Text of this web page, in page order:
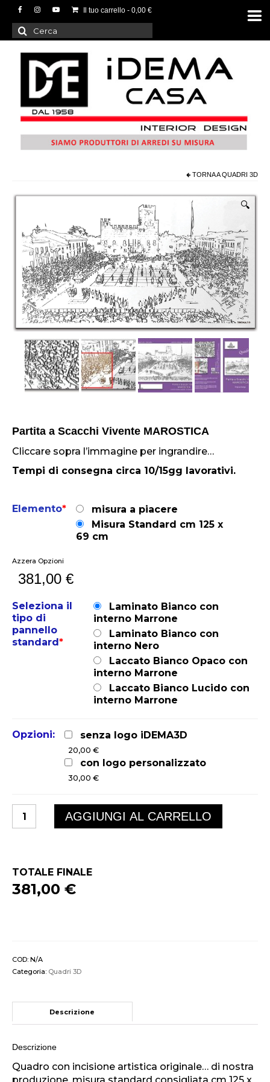
Il tuo carrello - 0,00 €
Cerca:
TORNA AQUADRI 3D
🔍
Partita a Scacchi Vivente MAROSTICA
Cliccare sopra l’immagine per ingrandire…
Tempi di consegna circa 10/15gg lavorativi.
Elemento*
misura a piacere
Misura Standard cm 125 x
69 cm
Azzera Opzioni
381,00 €
Seleziona il
tipo di
pannello
standard *
Laminato Bianco con
interno Marrone
Laminato Bianco con
interno Nero
Laccato Bianco Opaco con
interno Marrone
Laccato Bianco Lucido con
interno Marrone
Opzioni: senza logo iDEMA3D
20,00 €
con logo personalizzato
30,00 €
quantità
AGGIUNGI AL CARRELLO
TOTALE FINALE
381,00 €
COD: N/A
Categoria: Quadri 3D
Descrizione
Descrizione
Quadro con incisione artistica originale… di nostra
produzione, misura standard consigliata cm 125 x